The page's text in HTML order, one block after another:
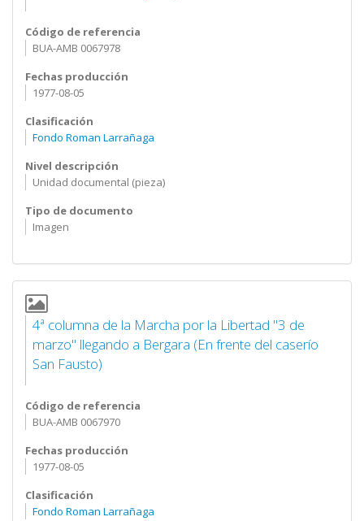
Código de referencia
BUA-AMB 0067978
Fechas producción
1977-08-05
Clasificación
Fondo Roman Larrañaga
Nivel descripción
Unidad documental (pieza)
Tipo de documento
Imagen
4ª columna de la Marcha por la Libertad "3 de
marzo" llegando a Bergara (En frente del caserío
San Fausto)
Código de referencia
BUA-AMB 0067970
Fechas producción
1977-08-05
Clasificación
Fondo Roman Larrañaga